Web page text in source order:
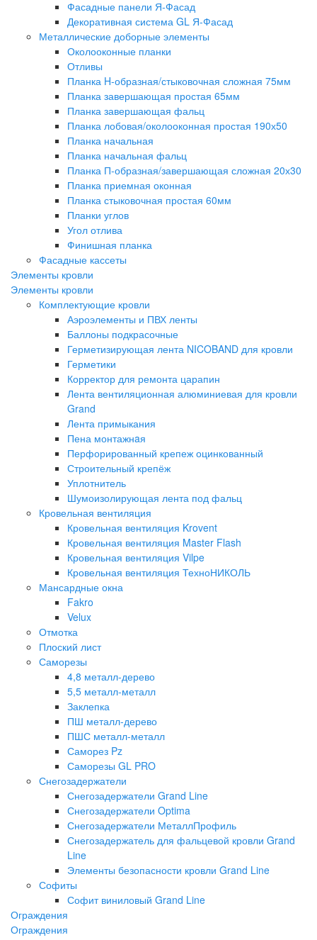
Фасадные панели Я-Фасад
Декоративная система GL Я-Фасад
Металлические доборные элементы
Околооконные планки
Отливы
Планка H-образная/стыковочная сложная 75мм
Планка завершающая простая 65мм
Планка завершающая фальц
Планка лобовая/околооконная простая 190х50
Планка начальная
Планка начальная фальц
Планка П-образная/завершающая сложная 20х30
Планка приемная оконная
Планка стыковочная простая 60мм
Планки углов
Угол отлива
Финишная планка
Фасадные кассеты
Элементы кровли
Элементы кровли
Комплектующие кровли
Аэроэлементы и ПВХ ленты
Баллоны подкрасочные
Герметизирующая лента NICOBAND для кровли
Герметики
Корректор для ремонта царапин
Лента вентиляционная алюминиевая для кровли
Grand
Лента примыкания
Пена монтажнaя
Перфорированный крепеж оцинкованный
Строительный крепёж
Уплотнитель
Шумоизолирующая лента под фальц
Кровельная вентиляция
Кровельная вентиляция Krovent
Кровельная вентиляция Master Flash
Кровельная вентиляция Vilpe
Кровельная вентиляция ТехноНИКОЛЬ
Мансардные окна
Fakro
Velux
Отмотка
Плоский лист
Саморезы
4,8 металл-дерево
5,5 металл-металл
Заклепка
ПШ металл-дерево
ПШС металл-металл
Саморез Pz
Саморезы GL PRO
Снегозадержатели
Снегозадержатели Grand Line
Снегозадержатели Optima
Снегозадержатели МеталлПрофиль
Снегозадержатель для фальцевой кровли Grand
Line
Элементы безопасности кровли Grand Line
Софиты
Софит виниловый Grand Line
Ограждения
Ограждения